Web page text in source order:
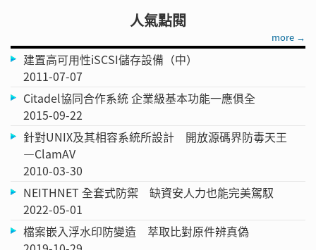
人氣點閱
more →
建置高可用性iSCSI儲存設備（中）
2011-07-07
Citadel協同合作系統 企業級基本功能一應俱全
2015-09-22
針對UNIX及其相容系統所設計 開放源碼界防毒天王
—ClamAV
2010-03-30
NEITHNET 全套式防禦 缺資安人力也能完美駕馭
2022-05-01
檔案嵌入浮水印防變造 萃取比對原件辨真偽